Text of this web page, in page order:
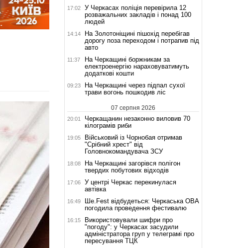
17:02
У Черкасах поліція перевірила 12
розважальних закладів і понад 100
людей
14:14
На Золотоніщині пішохід перебігав
дорогу поза переходом і потрапив під
авто
11:37
На Черкащині боржникам за
електроенергію нараховуватимуть
додаткові кошти
09:23
На Черкащині через підпал сухої
трави вогонь пошкодив ліс
07 серпня 2026
20:01
Черкащанин незаконно виловив 70
кілограмів риби
19:05
Військовий із Чорнобая отримав
"Срібний хрест" від
Головнокомандувача ЗСУ
18:08
На Черкащині загорівся полігон
твердих побутових відходів
17:06
У центрі Черкас перекинулася
автівка
16:49
Ше.Fest відбудеться: Черкаська ОВА
погодила проведення фестивалю
16:15
Використовували шифри про
"погоду": у Черкасах засудили
адміністратора груп у телеграмі про
пересування ТЦК